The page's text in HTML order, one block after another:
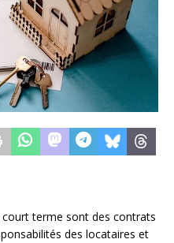
terme sont des contrats
des locataires et